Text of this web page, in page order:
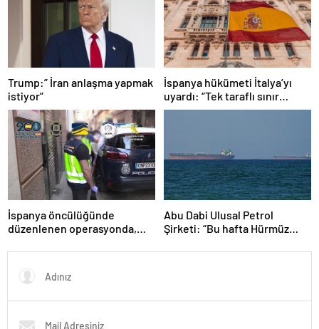
Trump:” İran anlaşma yapmak
istiyor”
İspanya hükümeti İtalya’yı
uyardı: “Tek taraflı sınır
kontrolünü kaldırın”
İspanya öncülüğünde
düzenlenen operasyonda,
şebekesi çökertildi
Abu Dabi Ulusal Petrol
Şirketi: “Bu hafta Hürmüz
saldırıya uğradı”